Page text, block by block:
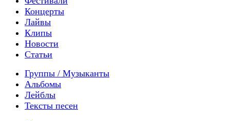
Концерты
Лайвы
Клипы
Новости
Статьи
Группы / Музыканты
Альбомы
Лейблы
Тексты песен